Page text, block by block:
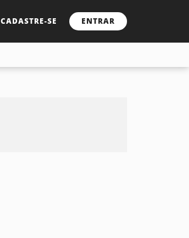
CADASTRE-SE ENTRAR